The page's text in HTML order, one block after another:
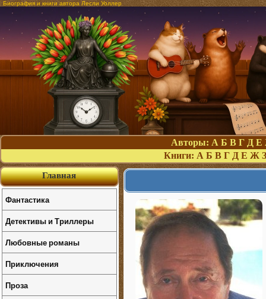
Биография и книги автора Лесли Уоллер
Авторы: А Б В Г Д Е
Книги: А Б В Г Д Е Ж З
Главная
Фантастика
Детективы и Триллеры
Любовные романы
Приключения
Проза